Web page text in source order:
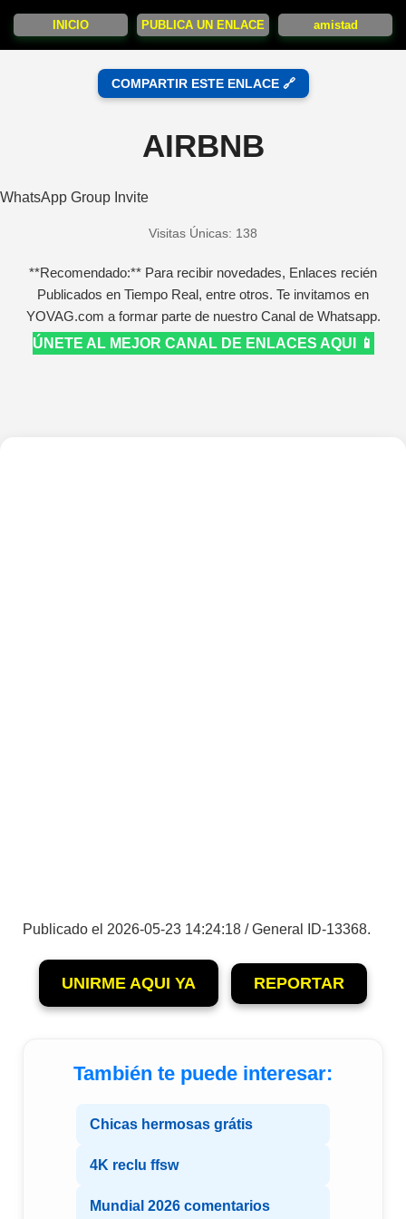
INICIO PUBLICA UN ENLACE amistad
COMPARTIR ESTE ENLACE 🔗
AIRBNB
WhatsApp Group Invite
Visitas Únicas: 138
**Recomendado:** Para recibir novedades, Enlaces recién
Publicados en Tiempo Real, entre otros. Te invitamos en
YOVAG.com a formar parte de nuestro Canal de Whatsapp.
ÚNETE AL MEJOR CANAL DE ENLACES AQUI 📱
Publicado el 2026-05-23 14:24:18 / General ID-13368.
UNIRME AQUI YA REPORTAR
También te puede interesar:
Chicas hermosas grátis
4K reclu ffsw
Mundial 2026 comentarios